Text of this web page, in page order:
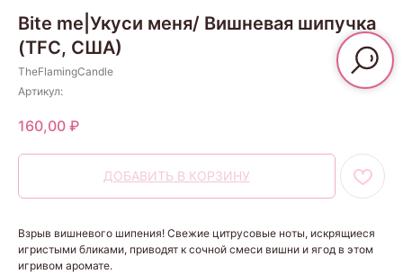
Bite me|Укуси меня/ Вишневая шипучка
(TFC, США)
TheFlamingCandle
Артикул:
160,00 ₽
ДОБАВИТЬ В КОРЗИНУ
Взрыв вишневого шипения! Свежие цитрусовые ноты, искрящиеся
игристыми бликами, приводят к сочной смеси вишни и ягод в этом
игривом аромате.